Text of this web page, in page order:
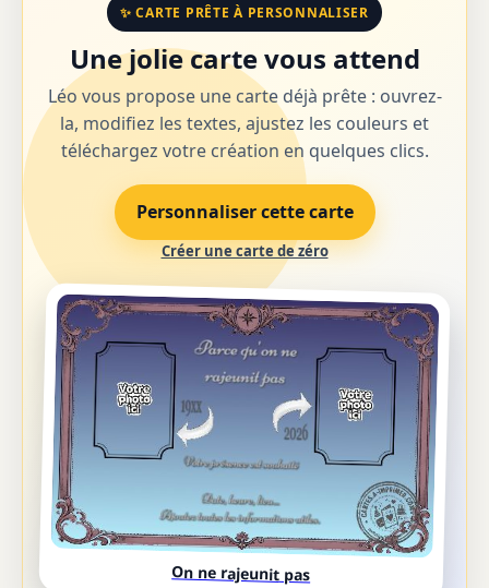
✨ CARTE PRÊTE À PERSONNALISER
Une jolie carte vous attend
Léo vous propose une carte déjà prête : ouvrez-
la, modifiez les textes, ajustez les couleurs et
téléchargez votre création en quelques clics.
Personnaliser cette carte
Créer une carte de zéro
On ne rajeunit pas